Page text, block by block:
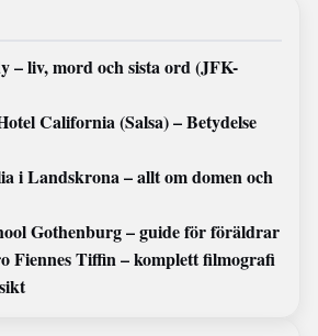
– liv, mord och sista ord (JFK-
California (Salsa) – Betydelse
i Landskrona – allt om domen och
Gothenburg – guide för föräldrar
Fiennes Tiffin – komplett filmografi